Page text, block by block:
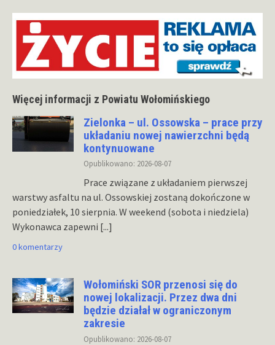
Więcej informacji z Powiatu Wołomińskiego
Zielonka – ul. Ossowska – prace przy
układaniu nowej nawierzchni będą
kontynuowane
Opublikowano: 2026-08-07
Prace związane z układaniem pierwszej
warstwy asfaltu na ul. Ossowskiej zostaną dokończone w
poniedziałek, 10 sierpnia. W weekend (sobota i niedziela)
Wykonawca zapewni [...]
0 komentarzy
Wołomiński SOR przenosi się do
nowej lokalizacji. Przez dwa dni
będzie działał w ograniczonym
zakresie
Opublikowano: 2026-08-07